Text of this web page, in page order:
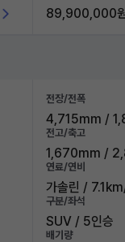
89,900,000
전장/전폭
4,715mm /
전고/축고
1,670mm /
연료/연비
가솔린 /
구분/좌석
SUV / 5인승
배기량